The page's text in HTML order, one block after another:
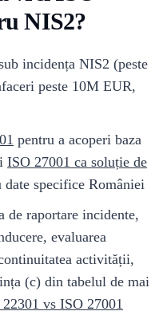
NIS2?
incidența NIS2 (peste
peste 10M EUR,
pentru a acoperi baza
ISO 27001 ca soluție de
date specifice României
de raportare incidente,
evaluarea
activității,
(c) din tabelul de mai
vs ISO 27001